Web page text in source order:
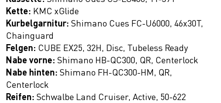
Kette: KMC xGlide
Kurbelgarnitur: Shimano Cues FC-U6000, 46x30T,
Chainguard
Felgen: CUBE EX25, 32H, Disc, Tubeless Ready
Nabe vorne: Shimano HB-QC300, QR, Centerlock
Nabe hinten: Shimano FH-QC300-HM, QR,
Centerlock
Reifen: Schwalbe Land Cruiser, Active, 50-622